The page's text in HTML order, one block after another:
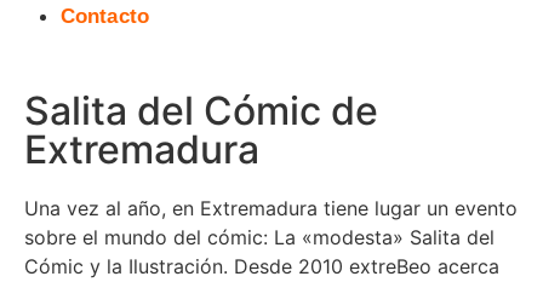
Contacto
Salita del Cómic de
Extremadura
Una vez al año, en Extremadura tiene lugar un evento
sobre el mundo del cómic: La «modesta» Salita del
Cómic y la Ilustración. Desde 2010 extreBeo acerca